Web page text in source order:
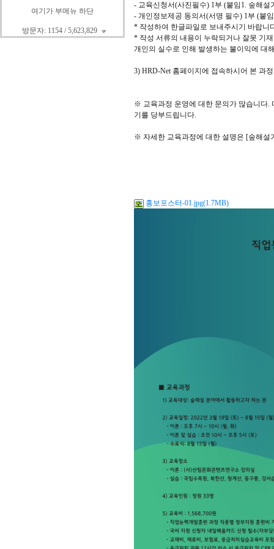
여기가 부메뉴 하단
방문자: 1154 / 5,623,829
- 교육신청서(사진필수) 1부 (붙임1. 숲해설
- 개인정보제공 동의서(서명 필수) 1부 (붙
* 작성하여 한글파일로 보내주시기 바랍니
* 작성 서류의 내용이 누락되거나 잘못 기
개인의 실수로 인해 발생하는 불이익에 대
3) HRD-Net 홈페이지에 접속하시어 본 과
※ 교육과정 운영에 대한 문의가 많습니다.
기를 당부드립니다.
※ 자세한 교육과정에 대한 설명은 [숲해설
홍보포스터-01.jpg(1.7MB)